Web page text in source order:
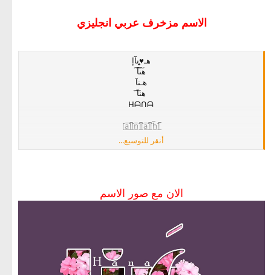
الاسم مزخرف عربي انجليزي
هـ♥̨̥̬̩نآإ
ه͠ن͠آ͠
هـنآ
ه̀́ن̀́آ̀́
ᕼᗩᑎᗩ
[̲̅h̲̅][̲̅a̲̅][̲̅n̲̅][̲̅a̲̅]
♥h♥a♥n♥a​
أنقر للتوسيع...
الان مع صور الاسم